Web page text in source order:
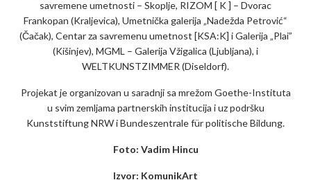
savremene umetnosti – Skoplje, RIZOM [ K ] – Dvorac
Frankopan (Kraljevica), Umetnička galerija „Nadežda Petrović“
(Čačak), Centar za savremenu umetnost [KSA:K] i Galerija „Plai”
(Kišinjev), MGML – Galerija Vžigalica (Ljubljana), i
WELTKUNSTZIMMER (Diseldorf).
Projekat je organizovan u saradnji sa mrežom Goethe-Instituta
u svim zemljama partnerskih institucija i uz podršku
Kunststiftung NRW i Bundeszentrale für politische Bildung.
Foto: Vadim Hincu
Izvor: KomunikArt